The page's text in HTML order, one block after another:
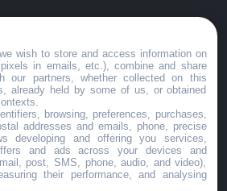
we wish to store and access information on
in emails, etc.), combine and share
our partners, whether collected on this
already held by some of us, or obtained
browsing, preferences, purchases,
addresses and emails, phone, precise
developing and offering you services,
and ads across your devices and
post, SMS, phone, audio, and video),
their performance, and analysing